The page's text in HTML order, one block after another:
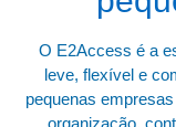
O E2Access é a
leve, flexível e
pequenas